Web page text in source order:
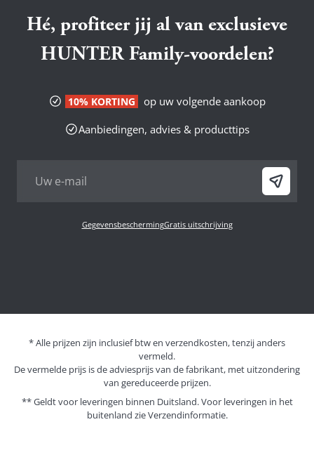
Hé, profiteer jij al van exclusieve
HUNTER Family-voordelen?
10% KORTING
op uw volgende aankoop
Aanbiedingen, advies & producttips
GegevensbeschermingGratis uitschrijving
* Alle prijzen zijn inclusief btw en verzendkosten, tenzij anders
vermeld.
De vermelde prijs is de adviesprijs van de fabrikant, met uitzondering
van gereduceerde prijzen.
** Geldt voor leveringen binnen Duitsland. Voor leveringen in het
buitenland zieVerzendinformatie.